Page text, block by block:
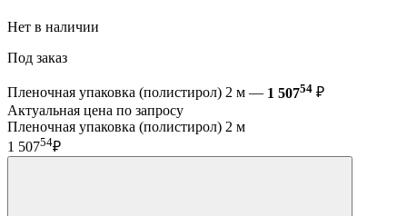
Нет в наличии
Под заказ
Пленочная упаковка (полистирол) 2 м — 1 50754 ₽
Актуальная цена по запросу
Пленочная упаковка (полистирол) 2 м
1 50754₽